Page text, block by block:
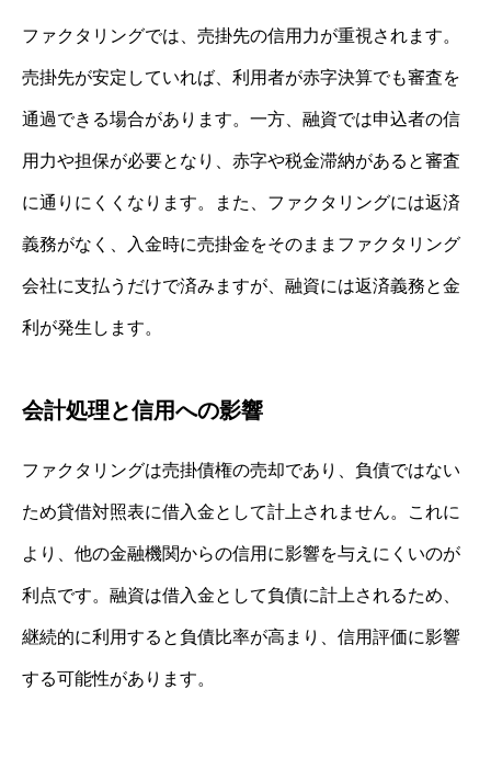
ファクタリングでは、売掛先の信用力が重視されます。
売掛先が安定していれば、利用者が赤字決算でも審査を
通過できる場合があります。一方、融資では申込者の信
用力や担保が必要となり、赤字や税金滞納があると審査
に通りにくくなります。また、ファクタリングには返済
義務がなく、入金時に売掛金をそのままファクタリング
会社に支払うだけで済みますが、融資には返済義務と金
利が発生します。
会計処理と信用への影響
ファクタリングは売掛債権の売却であり、負債ではない
ため貸借対照表に借入金として計上されません。これに
より、他の金融機関からの信用に影響を与えにくいのが
利点です。融資は借入金として負債に計上されるため、
継続的に利用すると負債比率が高まり、信用評価に影響
する可能性があります。